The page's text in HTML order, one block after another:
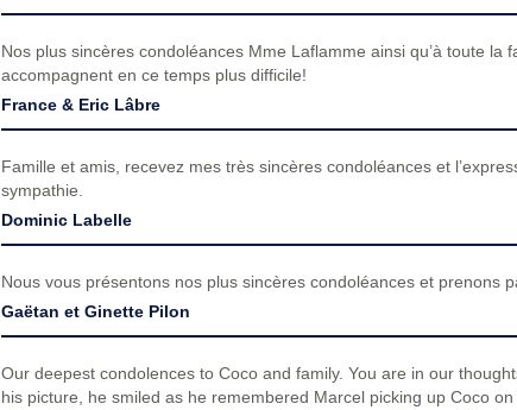
Nos plus sincères condoléances Mme Laflamme ainsi qu’à toute la
accompagnent en ce temps plus difficile!
France & Eric Lâbre
Famille et amis, recevez mes très sincères condoléances et
sympathie.
Dominic Labelle
Nous vous présentons nos plus sincères condoléances et prenons
Gaëtan et Ginette Pilon
Our deepest condolences to Coco and family. You are in our
his picture, he smiled as he remembered Marcel picking up Coco